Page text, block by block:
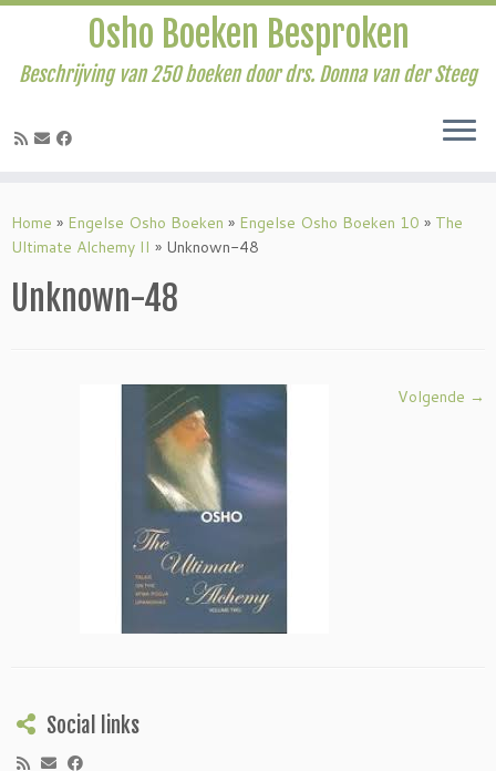
naar
inhoud
Osho Boeken Besproken
Beschrijving van 250 boeken door drs. Donna van der Steeg
Home » Engelse Osho Boeken » Engelse Osho Boeken 10 » The
Ultimate Alchemy II » Unknown-48
Unknown-48
Volgende →
Social links